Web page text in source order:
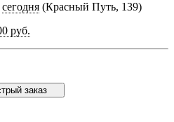
сегодня (Красный Путь, 139)
руб.
заказ